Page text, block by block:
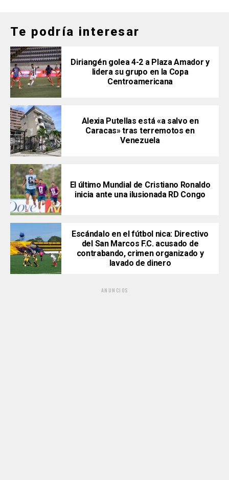
Te podría interesar
Diriangén golea 4-2 a Plaza Amador y
lidera su grupo en la Copa
Centroamericana
Alexia Putellas está «a salvo en
Caracas» tras terremotos en
Venezuela
El último Mundial de Cristiano Ronaldo
inicia ante una ilusionada RD Congo
Escándalo en el fútbol nica: Directivo
del San Marcos F.C. acusado de
contrabando, crimen organizado y
lavado de dinero
ANUNCIOS